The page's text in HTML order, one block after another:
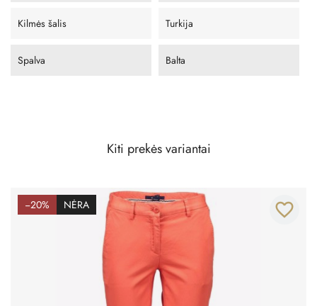
Kilmės šalis Turkija
Spalva Balta
Kiti prekės variantai
−20% NĖRA favorite_border